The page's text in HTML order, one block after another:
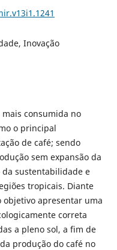
Inovação
consumida no
o principal
de café; sendo
sem expansão da
sustentabilidade e
tropicais. Diante
objetivo apresentar uma
correta
a pleno sol, a fim de
produção do café no